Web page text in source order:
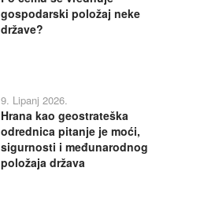
gospodarski položaj neke
države?
9. Lipanj 2026.
Hrana kao geostrateška
odrednica pitanje je moći,
sigurnosti i međunarodnog
položaja država